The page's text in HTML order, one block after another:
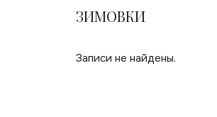
ЗИМОВКИ
Записи не найдены.